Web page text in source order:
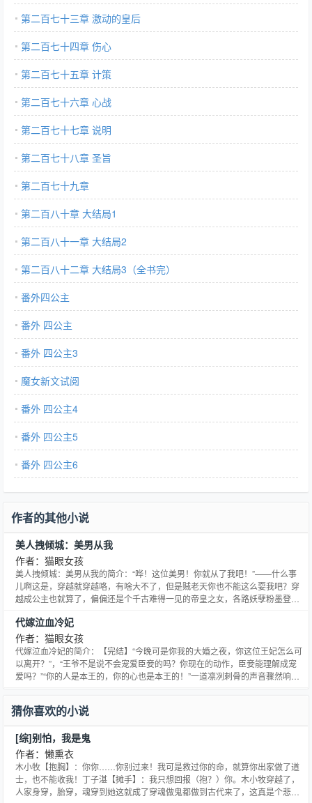
第二百七十三章 激动的皇后
第二百七十四章 伤心
第二百七十五章 计策
第二百七十六章 心战
第二百七十七章 说明
第二百七十八章 圣旨
第二百七十九章
第二百八十章 大结局1
第二百八十一章 大结局2
第二百八十二章 大结局3（全书完）
番外四公主
番外 四公主
番外 四公主3
魔女新文试阅
番外 四公主4
番外 四公主5
番外 四公主6
作者的其他小说
美人拽倾城：美男从我
作者：猫眼女孩
美人拽倾城：美男从我的简介：“哗！这位美男！你就从了我吧！”——什么事
儿啊这是，穿越就穿越咯，有啥大不了，但是贼老天你也不能这么耍我吧？穿
越成公主也就算了，偏偏还是个千古难得一见的帝皇之女，各路妖孽粉墨登
之？好吧，贼老天，是你逼我的，你就看我怎么玩转翔靖皇朝，来个左拥右
抱，后宫三千好了，哇哈哈……
代嫁泣血冷妃
作者：猫眼女孩
代嫁泣血冷妃的简介：【完结】“今晚可是你我的大婚之夜，你这位王妃怎么可
以离开？”，“王爷不是说不会宠爱臣妾的吗？你现在的动作，臣妾能理解成宠
爱吗？”“你的人是本王的，你的心也是本王的！”一道凛冽刺骨的声音骤然响
猜你喜欢的小说
[综]别怕，我是鬼
作者：懒熏衣
木小牧【抱胸】：你你……你别过来！我可是救过你的命，就算你出家做了道
士，也不能收我！丁子湛【摊手】：我只想回报（抱？）你。木小牧穿越了，
人家身穿，胎穿，魂穿到她这就成了穿魂做鬼都做到古代来了，这真是个悲